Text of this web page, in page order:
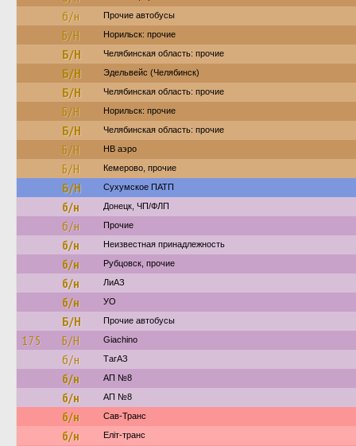
б/н Прочие автобусы
Б/Н Норильск: прочие
Б/Н Челябинская область: прочие
Б/Н Эдельвейс (Челябинск)
Б/Н Челябинская область: прочие
Б/Н Норильск: прочие
Б/Н Челябинская область: прочие
Б/Н НВ аэро
Б/Н Кемерово, прочие
Б/Н Сухумское ПАТП
б/н Донецк, ЧП/ФЛП
б/н Прочие
б/н Неизвестная принадлежность
б/н Рубцовск, прочие
б/н ЛиАЗ
б/н УО
Б/Н Прочие автобусы
175 Б/Н Giachino
б/н ТагАЗ
б/н АП №8
б/н АП №8
б/н Сав-Транс
б/н Еліт-транс